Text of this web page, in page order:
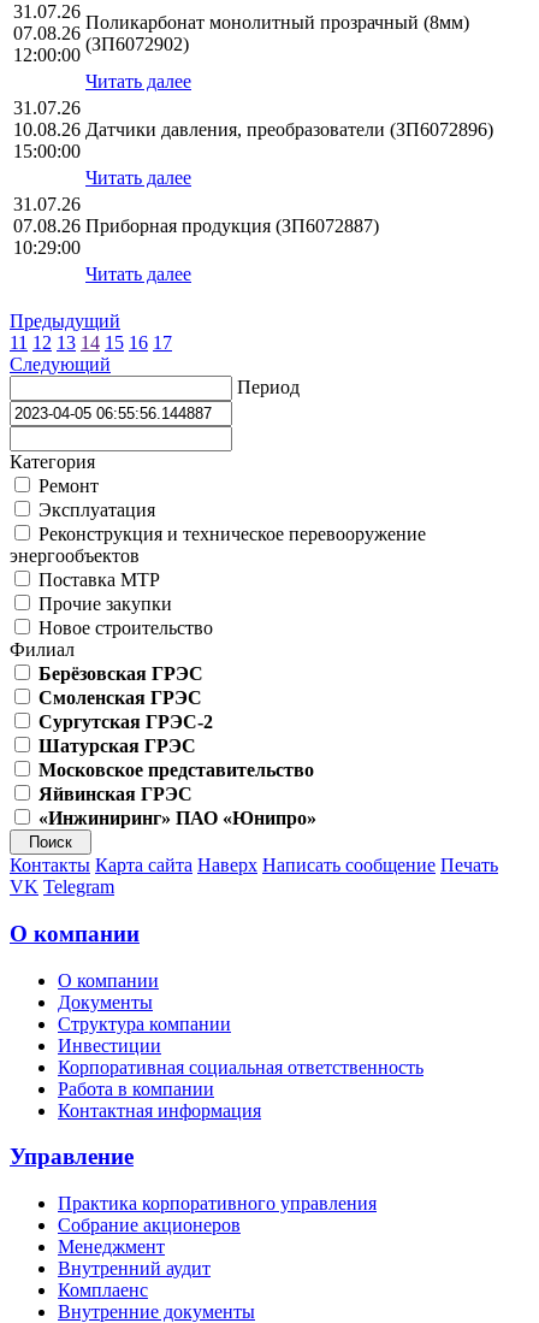
31.07.26
07.08.26
12:00:00
Поликарбонат монолитный прозрачный (8мм)
(ЗП6072902)
Читать далее
31.07.26
10.08.26
15:00:00
Датчики давления, преобразователи (ЗП6072896)
Читать далее
31.07.26
07.08.26
10:29:00
Приборная продукция (ЗП6072887)
Читать далее
Предыдущий
11 12 13 14 15 16 17
Следующий
Период
Категория
Ремонт
Эксплуатация
Реконструкция и техническое перевооружение
энергообъектов
Поставка МТР
Прочие закупки
Новое строительство
Филиал
Берёзовская ГРЭС
Смоленская ГРЭС
Сургутская ГРЭС-2
Шатурская ГРЭС
Московское представительство
Яйвинская ГРЭС
«Инжиниринг» ПАО «Юнипро»
Контакты Карта сайта Наверх Написать сообщение Печать
VK Telegram
О компании
О компании
Документы
Структура компании
Инвестиции
Корпоративная социальная ответственность
Работа в компании
Контактная информация
Управление
Практика корпоративного управления
Собрание акционеров
Менеджмент
Внутренний аудит
Комплаенс
Внутренние документы